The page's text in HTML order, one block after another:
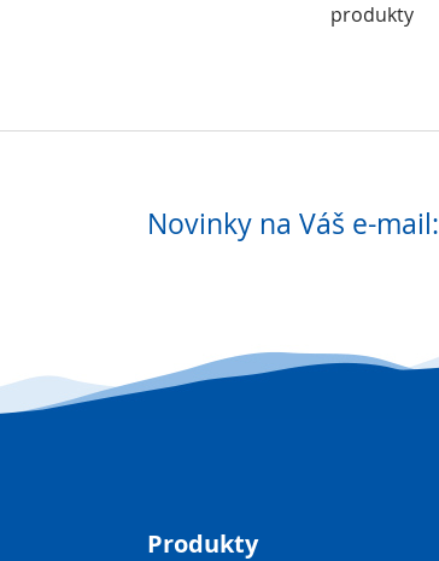
produkty
Novinky na Váš e-mail:
Produkty